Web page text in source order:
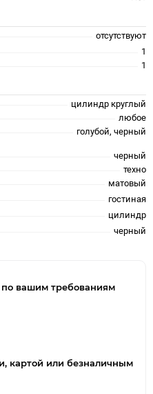
отсутствуют
1
1
цилиндр круглый
любое
голубой, черный
черный
техно
матовый
гостиная
цилиндр
черный
вашим требованиям
картой или безналичным